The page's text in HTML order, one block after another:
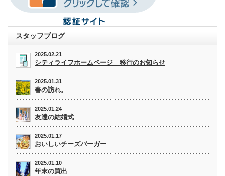
スタッフブログ
2025.02.21
シティライフホームページ 移行のお知らせ
2025.01.31
春の訪れ。
2025.01.24
友達の結婚式
2025.01.17
おいしいチーズバーガー
2025.01.10
年末の買出